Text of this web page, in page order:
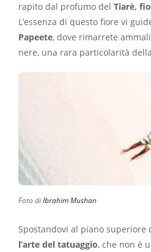
rapito dal profumo del Tiarè,
L’essenza di questo fiore vi
Papeete, dove rimarrete
nere, una rara particolarità
Foto diIbrahim Mushan
Spostandovi al piano superiore
l’arte del tatuaggio, che non è